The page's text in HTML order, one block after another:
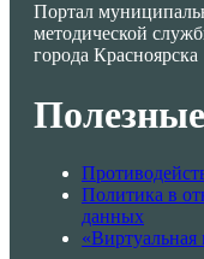
Портал
методической
города Красноярска
Политика в
данных